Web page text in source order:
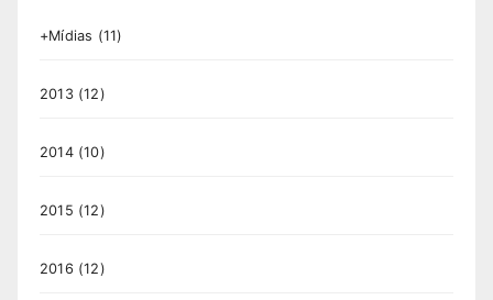
+Mídias (11)
2013(12)
2014(10)
2015 (12)
2016 (12)